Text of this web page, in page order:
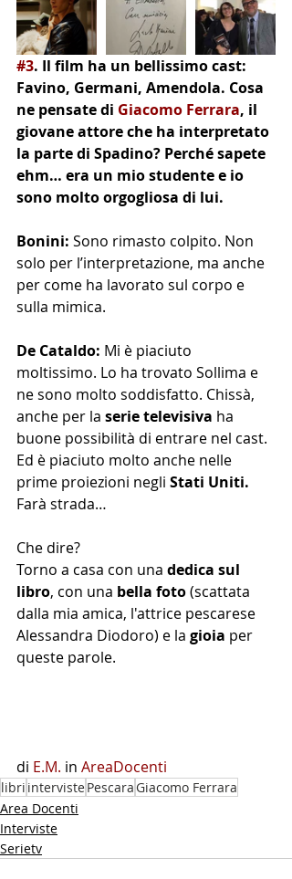
#3. Il film ha un bellissimo cast:
Favino, Germani, Amendola. Cosa
ne pensate di Giacomo Ferrara, il
giovane attore che ha interpretato
la parte di​ Spadino? Perché sapete
ehm… era un mio studente e io
sono molto orgogliosa di lui.
Bonini: Sono rimasto colpito. Non
solo per l’interpretazione, ma anche
per come ha lavorato sul corpo e
sulla mimica.
De Cataldo: Mi è piaciuto
moltissimo. Lo ha trovato Sollima e
ne sono molto soddisfatto. Chissà,
anche per la serie televisiva ha
buone possibilità di entrare nel cast.
Ed è piaciuto molto anche nelle
prime proiezioni negli Stati Uniti.
Farà strada…
Che dire?
Torno a casa con una dedica sul
libro, con una bella foto (scattata
dalla mia amica, l'attrice pescarese
Alessandra Diodoro) e la gioia per
queste parole.
​di E.M. in AreaDocenti
libri intervistePescaraGiacomo Ferrara
Area Docenti
Interviste
Serietv